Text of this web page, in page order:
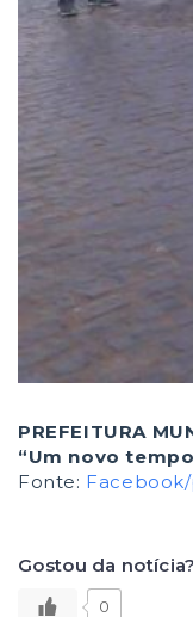
PREFEITURA
“Um novo
Fonte:
Gostou da
0